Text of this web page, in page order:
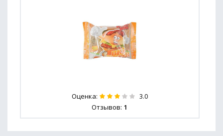
Оценка: 3.0
Отзывов: 1